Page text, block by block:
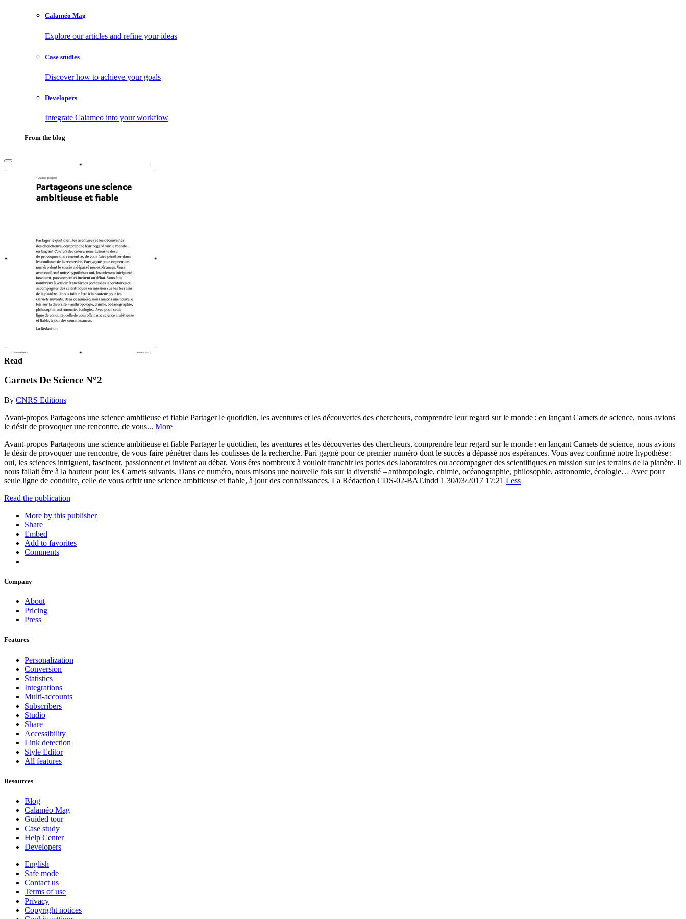
Calaméo Mag
Explore our articles and refine your ideas
Case studies
Discover how to achieve your goals
Developers
Integrate Calameo into your workflow
From the blog
Read
Carnets De Science N°2
By CNRS Editions
Avant-propos Partageons une science ambitieuse et fiable Partager le quotidien, les aventures et les découvertes des chercheurs, comprendre leur regard sur le monde : en lançant Carnets de science, nous avions
le désir de provoquer une rencontre, de vous... More
Avant-propos Partageons une science ambitieuse et fiable Partager le quotidien, les aventures et les découvertes des chercheurs, comprendre leur regard sur le monde : en lançant Carnets de science, nous avions
le désir de provoquer une rencontre, de vous faire pénétrer dans les coulisses de la recherche. Pari gagné pour ce premier numéro dont le succès a dépassé nos espérances. Vous avez confirmé notre hypothèse :
oui, les sciences intriguent, fascinent, passionnent et invitent au débat. Vous êtes nombreux à vouloir franchir les portes des laboratoires ou accompagner des scientifiques en mission sur les terrains de la planète. Il
nous fallait être à la hauteur pour les Carnets suivants. Dans ce numéro, nous misons une nouvelle fois sur la diversité – anthropologie, chimie, océanographie, philosophie, astronomie, écologie… Avec pour
seule ligne de conduite, celle de vous offrir une science ambitieuse et fiable, à jour des connaissances. La Rédaction CDS-02-BAT.indd 1 30/03/2017 17:21 Less
Read the publication
More by this publisher
Share
Embed
Add to favorites
Comments
Company
About
Pricing
Press
Features
Personalization
Conversion
Statistics
Integrations
Multi-accounts
Subscribers
Studio
Share
Accessibility
Link detection
Style Editor
All features
Resources
Blog
Calaméo Mag
Guided tour
Case study
Help Center
Developers
English
Safe mode
Contact us
Terms of use
Privacy
Copyright notices